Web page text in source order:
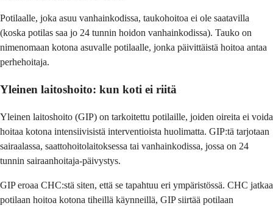
Potilaalle, joka asuu vanhainkodissa, taukohoitoa ei ole saatavilla
(koska potilas saa jo 24 tunnin hoidon vanhainkodissa). Tauko on
nimenomaan kotona asuvalle potilaalle, jonka päivittäistä hoitoa antaa
perhehoitaja.
Yleinen laitoshoito: kun koti ei riitä
Yleinen laitoshoito (GIP) on tarkoitettu potilaille, joiden oireita ei voida
hoitaa kotona intensiivisistä interventioista huolimatta. GIP:tä tarjotaan
sairaalassa, saattohoitolaitoksessa tai vanhainkodissa, jossa on 24
tunnin sairaanhoitaja-päivystys.
GIP eroaa CHC:stä siten, että se tapahtuu eri ympäristössä. CHC jatkaa
potilaan hoitoa kotona tiheillä käynneillä, GIP siirtää potilaan